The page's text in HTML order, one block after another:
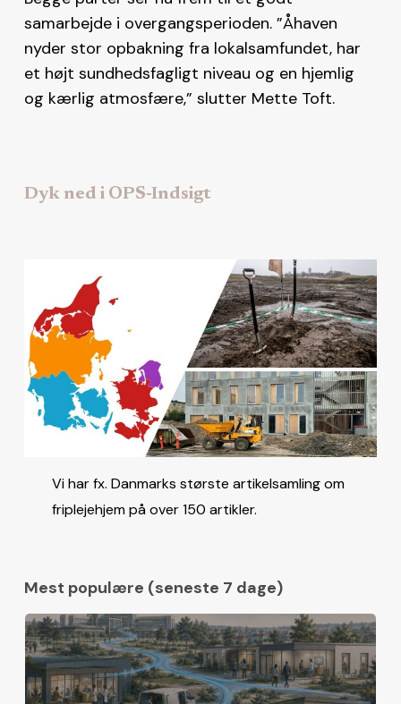
samarbejde i overgangsperioden. ”Åhaven
nyder stor opbakning fra lokalsamfundet, har
et højt sundhedsfagligt niveau og en hjemlig
og kærlig atmosfære,” slutter Mette Toft.
Dyk ned i OPS-Indsigt
Vi har fx. Danmarks største artikelsamling om
friplejehjem på over 150 artikler.
Mest populære (seneste 7 dage)